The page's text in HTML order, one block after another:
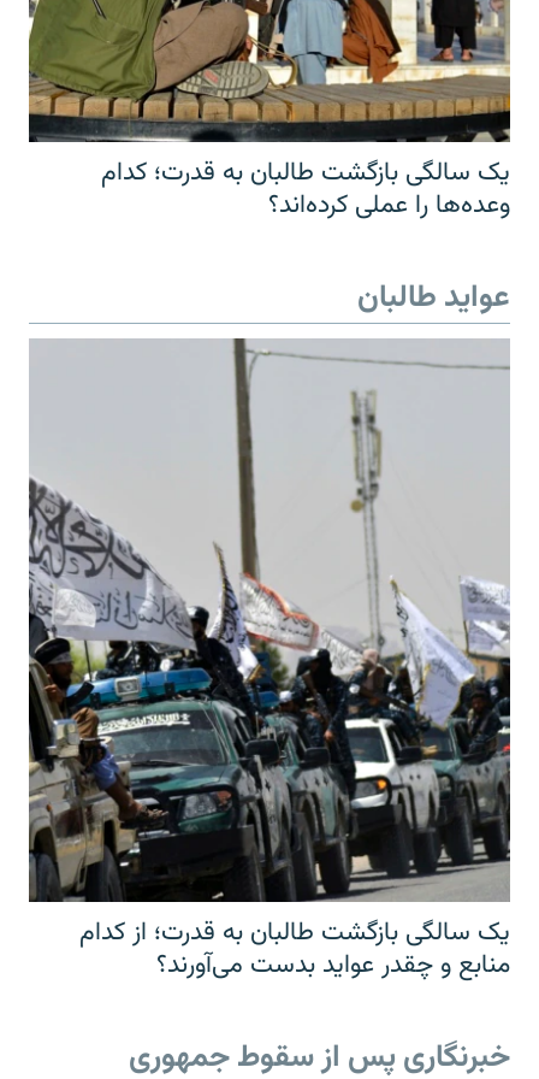
یک سالگی بازگشت طالبان به قدرت؛ کدام
وعده‌ها را عملی کرده‌اند؟
عواید طالبان
یک سالگی بازگشت طالبان به قدرت؛ از کدام
منابع و چقدر عواید بدست می‌آورند؟
خبرنگاری پس از سقوط جمهوری